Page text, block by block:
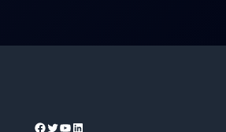
Facebook
Twitter
YouTube
LinkedIn